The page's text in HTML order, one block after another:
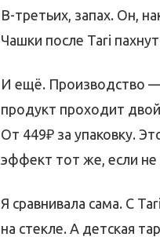
В-третьих, запах. Он,
Чашки после Tari
И ещё. Производство —
продукт проходит
От 449₽ за упаковку.
эффект тот же, если не
Я сравнивала сама. С
на стекле. А детская